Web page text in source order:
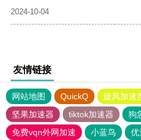
2024-10-04
友情链接
网站地图 QuickQ 旋风加速
坚果加速器
tiktok加速器
狗
免费vqn外网加速
小蓝鸟 优